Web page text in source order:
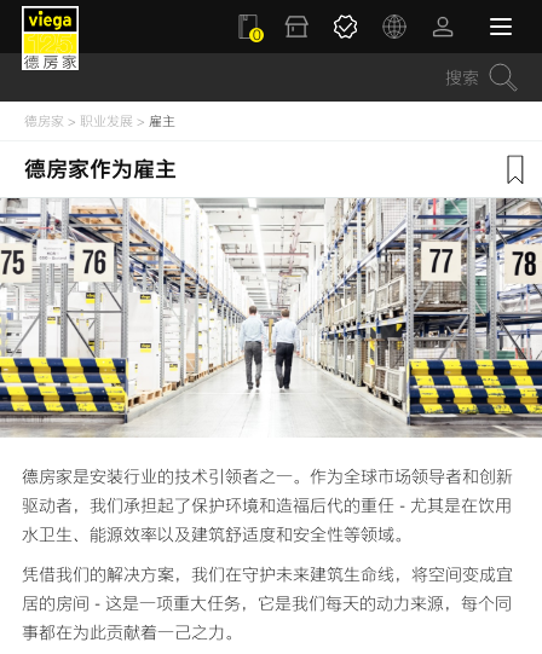
0
德房家 > 职业发展 > 雇主
德房家作为雇主
德房家是安装行业的技术引领者之一。作为全球市场领导者和创新
驱动者，我们承担起了保护环境和造福后代的重任 - 尤其是在饮用
水卫生、能源效率以及建筑舒适度和安全性等领域。
凭借我们的解决方案，我们在守护未来建筑生命线，将空间变成宜
居的房间 - 这是一项重大任务，它是我们每天的动力来源，每个同
事都在为此贡献着一己之力。